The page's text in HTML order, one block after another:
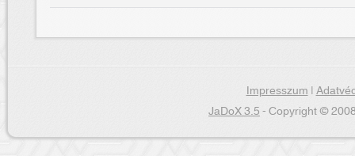
Impresszum|
JaDoX 3.5- Copyright ©